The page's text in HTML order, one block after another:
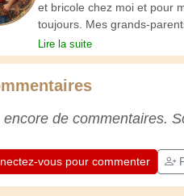
et bricole chez moi et pour
toujours. Mes grands-
jeune, et depuis, j'ai acquis
expérience. L'expérience
apprécier le dévouement
chaque jour est une
Lire la suite
encore de commentaires.
vous pour commenter